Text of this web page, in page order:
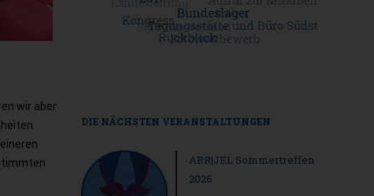
wir aber
DIE NÄCHSTEN VERANSTALTUNGEN
ARR|JEL Sommertreffen
2026